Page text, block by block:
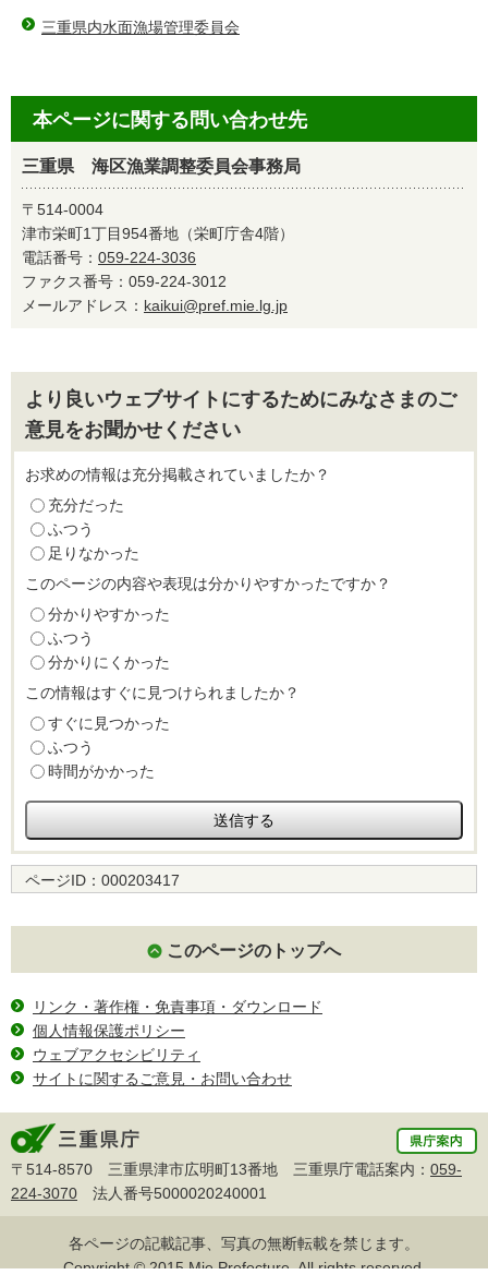
三重県内水面漁場管理委員会
本ページに関する問い合わせ先
三重県 海区漁業調整委員会事務局
〒514-0004
津市栄町1丁目954番地（栄町庁舎4階）
電話番号： 059-224-3036
ファクス番号：059-224-3012
メールアドレス： kaikui@pref.mie.lg.jp
より良いウェブサイトにするためにみなさまのご
意見をお聞かせください
お求めの情報は充分掲載されていましたか？
充分だった
ふつう
足りなかった
このページの内容や表現は分かりやすかったですか？
分かりやすかった
ふつう
分かりにくかった
この情報はすぐに見つけられましたか？
すぐに見つかった
ふつう
時間がかかった
ページID： 000203417
このページのトップへ
リンク・著作権・免責事項・ダウンロード
個人情報保護ポリシー
ウェブアクセシビリティ
サイトに関するご意見・お問い合わせ
〒514-8570 三重県津市広明町13番地 三重県庁電話案内： 059-
224-3070 法人番号5000020240001
各ページの記載記事、写真の無断転載を禁じます。
Copyright © 2015 Mie Prefecture, All rights reserved.